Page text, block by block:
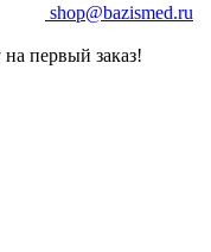
shop@bazismed.ru
первый заказ!